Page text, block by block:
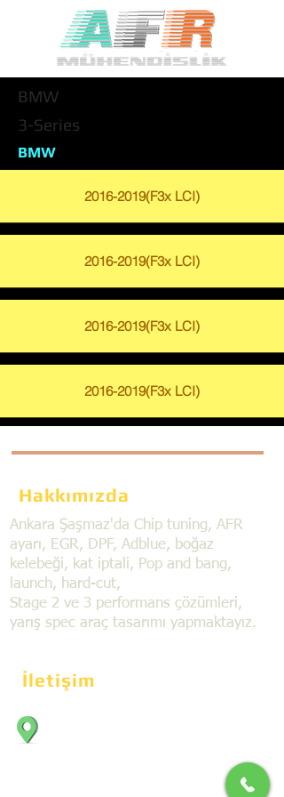
BMW
3-Series
BMW
2016-2019(F3x LCI)
2016-2019(F3x LCI)
2016-2019(F3x LCI)
2016-2019(F3x LCI)
Hakkımızda
Ankara Şaşmaz'da Chip tuning, AFR
ayarı, EGR, DPF, Adblue, boğaz
kelebeği, kat iptali, Pop and bang,
launch, hard-cut,
Stage 2 ve 3 performans çözümleri,
yarış spec araç tasarımı yapmaktayız.
İletişim